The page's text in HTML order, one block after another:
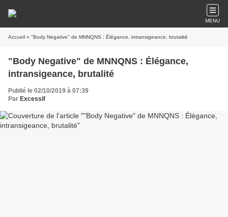
MENU
Accueil » "Body Negative" de MNNQNS : Élégance, intransigeance, brutalité
"Body Negative" de MNNQNS : Élégance,
intransigeance, brutalité
Publié le 02/10/2019 à 07:39
Par Excessif